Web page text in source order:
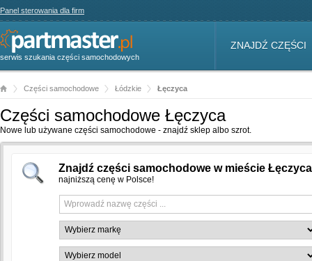
Panel sterowania dla firm
serwis szukania części samochodowych
ZNAJDŹ CZĘŚCI
Części samochodowe Łódzkie Łęczyca
Części samochodowe Łęczyca
Nowe lub używane części samochodowe - znajdź sklep albo szrot.
Znajdź części samochodowe w mieście
najniższą cenę w Polsce!